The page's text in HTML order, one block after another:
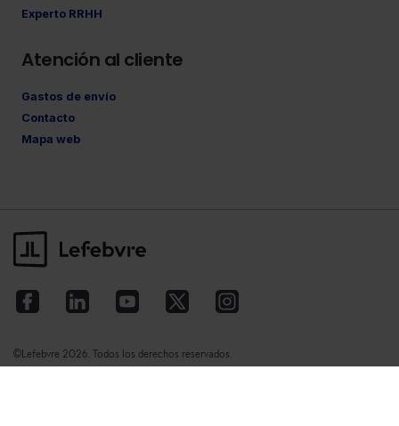
Experto RRHH
Atención al cliente
Gastos de envío
Contacto
Mapa web
©Lefebvre 2026. Todos los derechos reservados.